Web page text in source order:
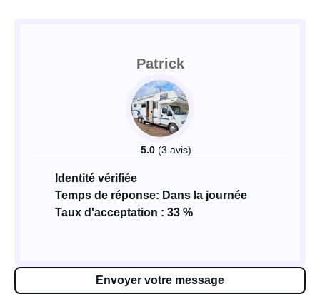
Patrick
5.0 (3 avis)
Identité vérifiée
Temps de réponse: Dans la journée
Taux d'acceptation : 33 %
Envoyer votre message